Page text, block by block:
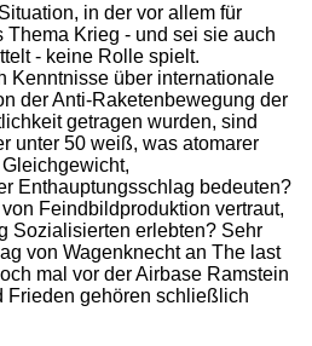
in der vor allem für
Thema Krieg - und sei sie auch
- keine Rolle spielt.
Kenntnisse über internationale
der Anti-Raketenbewegung der
getragen wurden, sind
unter 50 weiß, was atomarer
Enthauptungsschlag bedeuten?
Feindbildproduktion vertraut,
Sozialisierten erlebten? Sehr
von Wagenknecht an The last
mal vor der Airbase Ramstein
Frieden gehören schließlich